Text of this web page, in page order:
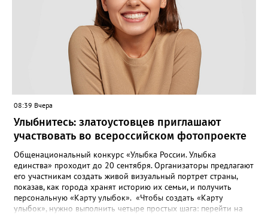
08:39 Вчера
Улыбнитесь: златоустовцев приглашают
участвовать во всероссийском фотопроекте
Общенациональный конкурс «Улыбка России. Улыбка
единства» проходит до 20 сентября. Организаторы предлагают
его участникам создать живой визуальный портрет страны,
показав, как города хранят историю их семьи, и получить
персональную «Карту улыбок». «Чтобы создать «Карту
улыбок», нужно выполнить четыре простых шага: перейти на